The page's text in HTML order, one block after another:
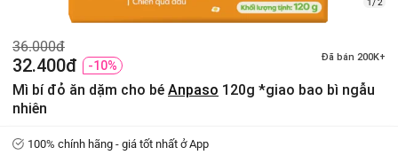
1/ 2
36.000đ
32.400đ -10%
Đã bán 200K+
Mì bí đỏ ăn dặm cho bé Anpaso 120g *giao bao bì ngẫu
nhiên
100% chính hãng - giá tốt nhất ở App